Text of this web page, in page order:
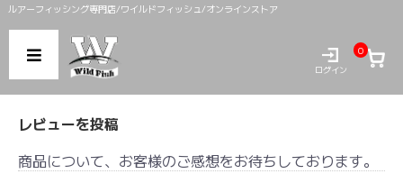
ルアーフィッシング専門店/ワイルドフィッシュ/オンラインストア
ログイン
0
レビューを投稿
商品について、お客様のご感想をお待ちしております。